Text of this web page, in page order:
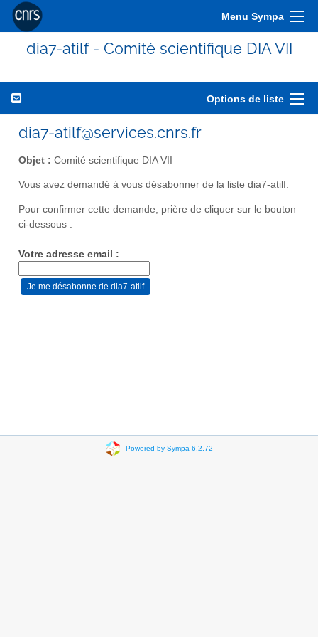
Menu Sympa
dia7-atilf - Comité scientifique DIA VII
Options de liste
dia7-atilf@services.cnrs.fr
Objet : Comité scientifique DIA VII
Vous avez demandé à vous désabonner de la liste dia7-atilf.
Pour confirmer cette demande, prière de cliquer sur le bouton
ci-dessous :
Votre adresse email :
Powered by Sympa 6.2.72